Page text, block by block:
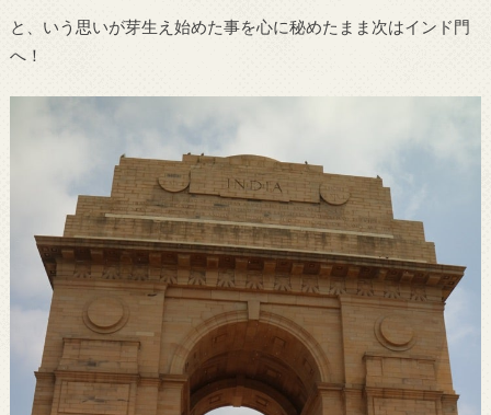
と、いう思いが芽生え始めた事を心に秘めたまま次はインド門
へ！